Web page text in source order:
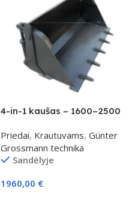
4-in-1 kaušas – 1600–2500
Priedai, Krautuvams, Günter
Grossmann technika
Sandėlyje
1960,00 €